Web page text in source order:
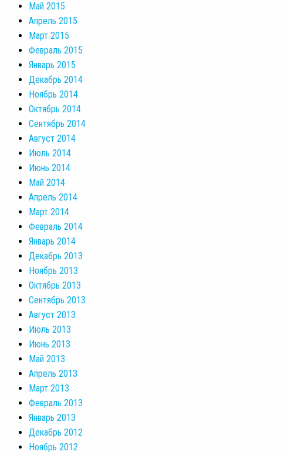
Май 2015
Апрель 2015
Март 2015
Февраль 2015
Январь 2015
Декабрь 2014
Ноябрь 2014
Октябрь 2014
Сентябрь 2014
Август 2014
Июль 2014
Июнь 2014
Май 2014
Апрель 2014
Март 2014
Февраль 2014
Январь 2014
Декабрь 2013
Ноябрь 2013
Октябрь 2013
Сентябрь 2013
Август 2013
Июль 2013
Июнь 2013
Май 2013
Апрель 2013
Март 2013
Февраль 2013
Январь 2013
Декабрь 2012
Ноябрь 2012